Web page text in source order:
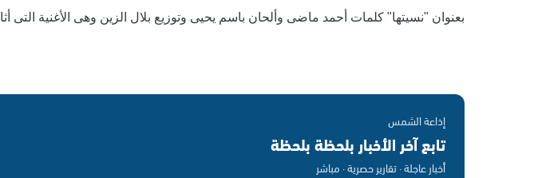
بعنوان "نسيتها" كلمات أحمد ماضى وألحان باسم يحيى وتوزيع بلال الزين وهى الأغنية التى
إذاعة الشمس
تابع آخر الأخبار بلحظة بلحظة
أخبار عاجلة · تقارير حصرية · مباشر